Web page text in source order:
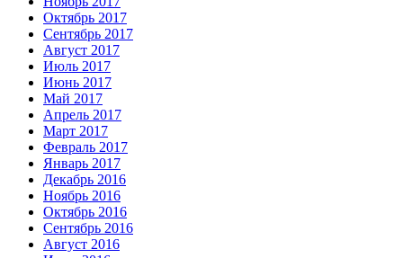
Октябрь 2017
Сентябрь 2017
Август 2017
Июль 2017
Июнь 2017
Май 2017
Апрель 2017
Март 2017
Февраль 2017
Январь 2017
Декабрь 2016
Ноябрь 2016
Октябрь 2016
Сентябрь 2016
Август 2016